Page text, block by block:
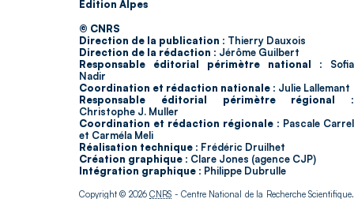
Édition Alpes
© CNRS
Direction de la publication : Thierry Dauxois
Direction de la rédaction : Jérôme Guilbert
Responsable éditorial périmètre national : Sofia
Nadir
Coordination et rédaction nationale : Julie Lallemant
Responsable éditorial périmètre régional :
Christophe J. Muller
Coordination et rédaction régionale : Pascale Carrel
et Carméla Meli
Réalisation technique : Frédéric Druilhet
Création graphique : Clare Jones (agence CJP)
Intégration graphique : Philippe Dubrulle
Copyright © 2026CNRS - Centre National de la Recherche Scientifique.